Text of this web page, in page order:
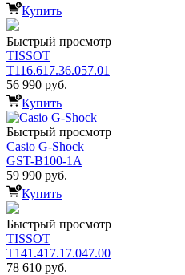
Купить
Быстрый просмотр
TISSOT
T116.617.36.057.01
56 990 руб.
Купить
Быстрый просмотр
Casio G-Shock
GST-B100-1A
59 990 руб.
Купить
Быстрый просмотр
TISSOT
T141.417.17.047.00
78 610 руб.